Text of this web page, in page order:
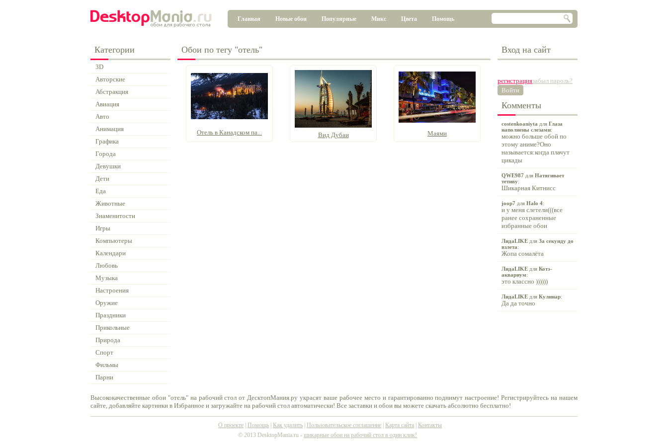
Главная Новые обои Популярные Микс Цвета Помощь
Категории
3D
Авторские
Абстракция
Авиация
Авто
Анимация
Графика
Города
Девушки
Дети
Еда
Животные
Знаменитости
Игры
Компьютеры
Календари
Любовь
Музыка
Настроения
Оружие
Праздники
Прикольные
Природа
Спорт
Фильмы
Парни
Обои по тегу "отель"
Отель в Канадском па... Вид Дубаи Маями
Вход на сайт
регистрациязабыл пароль?
Войти
Комменты
costenkoaniyta для Глаза
наполнены слезами:
можно больше обой по
этому аниме?Оно
называется:когда плачут
цикады
QWE987 для Натягивает
тетиву:
Шикарная Китнисс
joop7 для Halo 4:
и у меня слетели(((все
ранее сохраненные
избранные обои
ЛидаLIKE для За секунду до
взлета:
Жопа сомалёта
ЛидаLIKE для Котэ-
аквариум:
это классно ))))))
ЛидаLIKE для Кулинар:
Да да точно
Высококачественные обои "отель" на рабочий стол от ДесктопМания.ру украсят ваше рабочее место и гарантированно поднимут настроение! Регистрируйтесь на нашем
сайте, добавляйте картинки в Избранное и загружайте на рабочий стол автоматически! Все заставки и обои вы можете скачать абсолютно бесплатно!
О проекте Помощь Как удалить Пользовательское соглашение Карта сайта
Контакты
© 2013 DesktopMania.ru - шикарные обои на рабочий стол в один клик!